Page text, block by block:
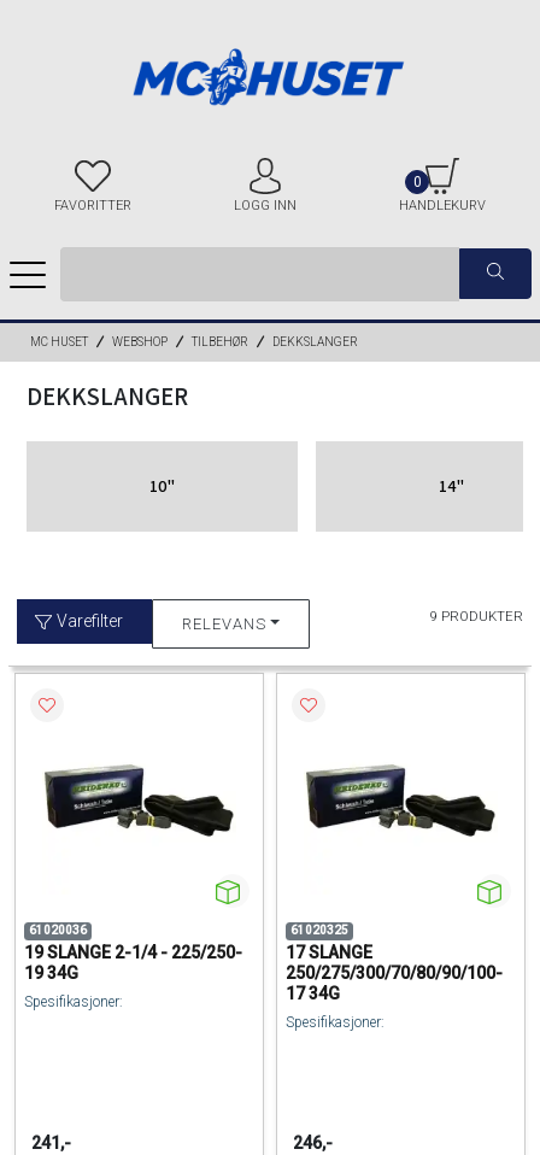
FAVORITTER LOGG INN HANDLEKURV
0
MC HUSET WEBSHOP TILBEHØR DEKKSLANGER
DEKKSLANGER
10" 14"
Varefilter RELEVANS 9 PRODUKTER
61020036
19 SLANGE 2-1/4 - 225/250-
19 34G
Spesifikasjoner:
241,-
61020325
17 SLANGE
250/275/300/70/80/90/100-
17 34G
Spesifikasjoner:
246,-